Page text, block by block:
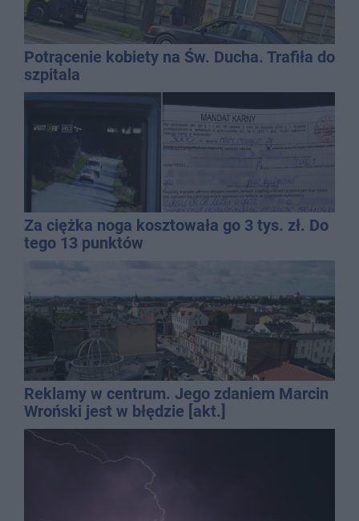
Potrącenie kobiety na Św. Ducha. Trafiła do
szpitala
Za ciężka noga kosztowała go 3 tys. zł. Do
tego 13 punktów
Reklamy w centrum. Jego zdaniem Marcin
Wroński jest w błędzie [akt.]